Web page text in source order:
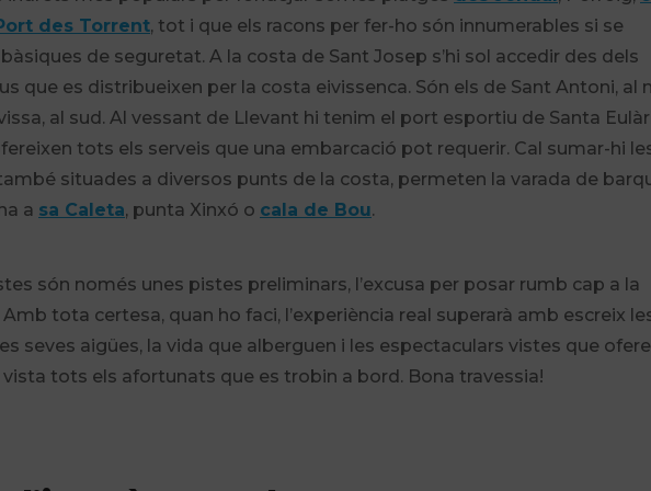
des Torrent, tot i que els racons per fer-ho són innumerables si se
de seguretat. A la costa de Sant Josep s’hi sol accedir des dels
que es distribueixen per la costa eivissenca. Són els de Sant Antoni, al
al sud. Al vessant de Llevant hi tenim el port esportiu de Santa
tots els serveis que una embarcació pot requerir. Cal sumar-hi
situades a diversos punts de la costa, permeten la varada de
a sa Caleta, punta Xinxó o cala de Bou.
són només unes pistes preliminars, l’excusa per posar rumb cap a la
Amb tota certesa, quan ho faci, l’experiència real superarà amb escreix
seves aigües, la vida que alberguen i les espectaculars vistes que
tots els afortunats que es trobin a bord. Bona travessia!